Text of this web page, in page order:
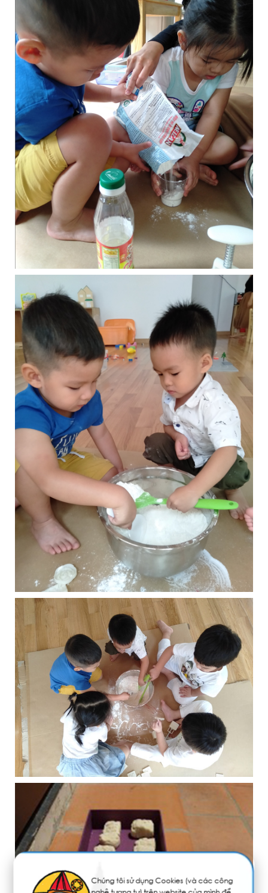
Chúng tôi sử dụng Cookies (và các công